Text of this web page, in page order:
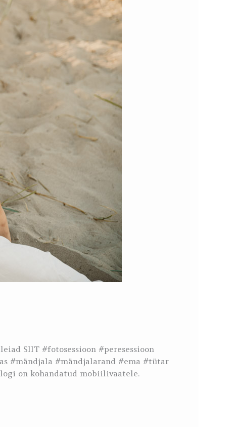
SIIT #fotosessioon #peresessioon
#mändjala #mändjalarand #ema #tütar
on kohandatud mobiilivaatele.